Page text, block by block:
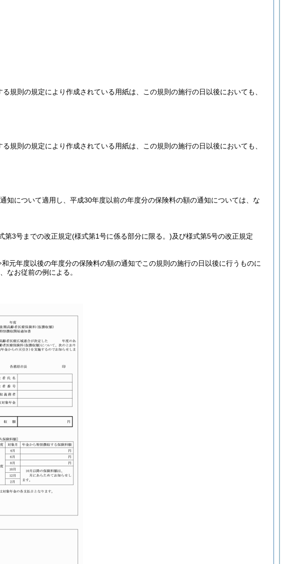
規則の規定により作成されている用紙は、この規則の施行の日以後においても、
規則の規定により作成されている用紙は、この規則の施行の日以後においても、
知について適用し、平成30年度以前の年度分の保険料の額の通知については、な
第3号までの改正規定(様式第1号に係る部分に限る。)及び様式第5号の改正規定
元年度以後の年度分の保険料の額の通知でこの規則の施行の日以後に行うものに
なお従前の例による。